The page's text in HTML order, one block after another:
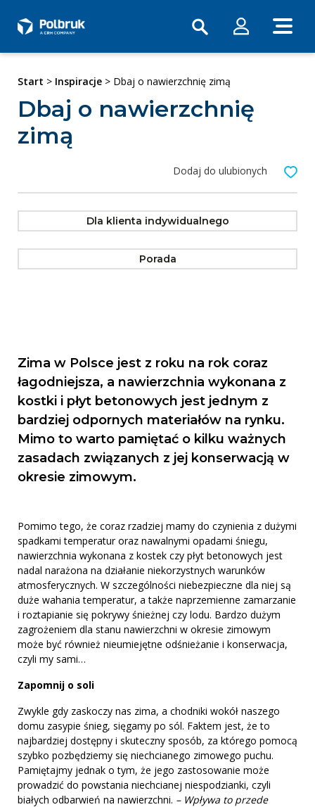
Start > Inspiracje > Dbaj o nawierzchnię zimą
Dbaj o nawierzchnię
zimą
Dodaj do ulubionych
Dla klienta indywidualnego
Porada
Zima w Polsce jest z roku na rok coraz
łagodniejsza, a nawierzchnia wykonana z
kostki i płyt betonowych jest jednym z
bardziej odpornych materiałów na rynku.
Mimo to warto pamiętać o kilku ważnych
zasadach związanych z jej konserwacją w
okresie zimowym.
Pomimo tego, że coraz rzadziej mamy do czynienia z dużymi
spadkami temperatur oraz nawalnymi opadami śniegu,
nawierzchnia wykonana z kostek czy płyt betonowych jest
nadal narażona na działanie niekorzystnych warunków
atmosferycznych. W szczególności niebezpieczne dla niej są
duże wahania temperatur, a także naprzemienne zamarzanie
i roztapianie się pokrywy śnieżnej czy lodu. Bardzo dużym
zagrożeniem dla stanu nawierzchni w okresie zimowym
może być również nieumiejętne odśnieżanie i konserwacja,
czyli my sami…
Zapomnij o soli
Zwykle gdy zaskoczy nas zima, a chodniki wokół naszego
domu zasypie śnieg, sięgamy po sól. Faktem jest, że to
najbardziej dostępny i skuteczny sposób, za którego pomocą
szybko pozbędziemy się niechcianego zimowego puchu.
Pamiętajmy jednak o tym, że jego zastosowanie może
prowadzić do powstania niechcianej niespodzianki, czyli
białych odbarwień na nawierzchni. – Wpływa to przede